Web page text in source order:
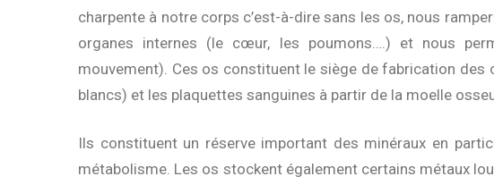
charpente à notre corps c’est-à-dire sans les os, nous
organes internes (le cœur, les poumons….) et nous
mouvement). Ces os constituent le siège de fabrication des
blancs) et les plaquettes sanguines à partir de la moelle
Ils constituent un réserve important des minéraux en
métabolisme. Les os stockent également certains métaux